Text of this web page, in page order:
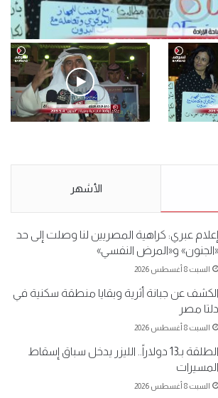
فيديو
في ساحة الإرادة 4-5-2019.
نبيع مخدرات يعني ولا خمر؟!.
الأشهر
إعلام عبري: كراهية المصريين لنا وصلت إلى حد
«الجنون» و«المرض النفسي»
السبت 8 أغسطس 2026
الكشف عن جبانة أثرية وبقايا منطقة سكنية في
دلتا مصر
السبت 8 أغسطس 2026
الطلقة بـ13 دولاراً.. الليزر يدخل سباق إسقاط
المسيرات
السبت 8 أغسطس 2026